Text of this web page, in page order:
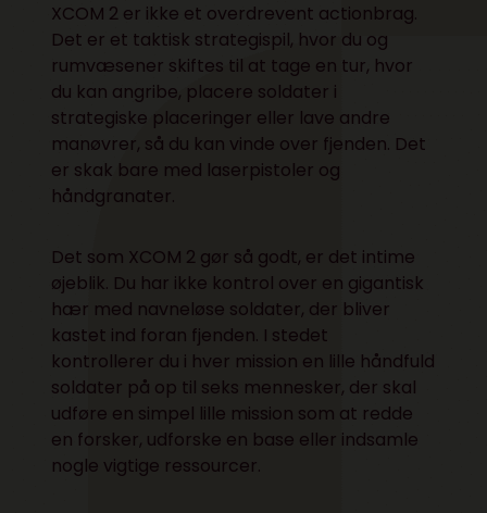
XCOM 2 er ikke et overdrevent actionbrag.
Det er et taktisk strategispil, hvor du og
rumvæsener skiftes til at tage en tur, hvor
du kan angribe, placere soldater i
strategiske placeringer eller lave andre
manøvrer, så du kan vinde over fjenden. Det
er skak bare med laserpistoler og
håndgranater.
Det som XCOM 2 gør så godt, er det intime
øjeblik. Du har ikke kontrol over en gigantisk
hær med navneløse soldater, der bliver
kastet ind foran fjenden. I stedet
kontrollerer du i hver mission en lille håndfuld
soldater på op til seks mennesker, der skal
udføre en simpel lille mission som at redde
en forsker, udforske en base eller indsamle
nogle vigtige ressourcer.